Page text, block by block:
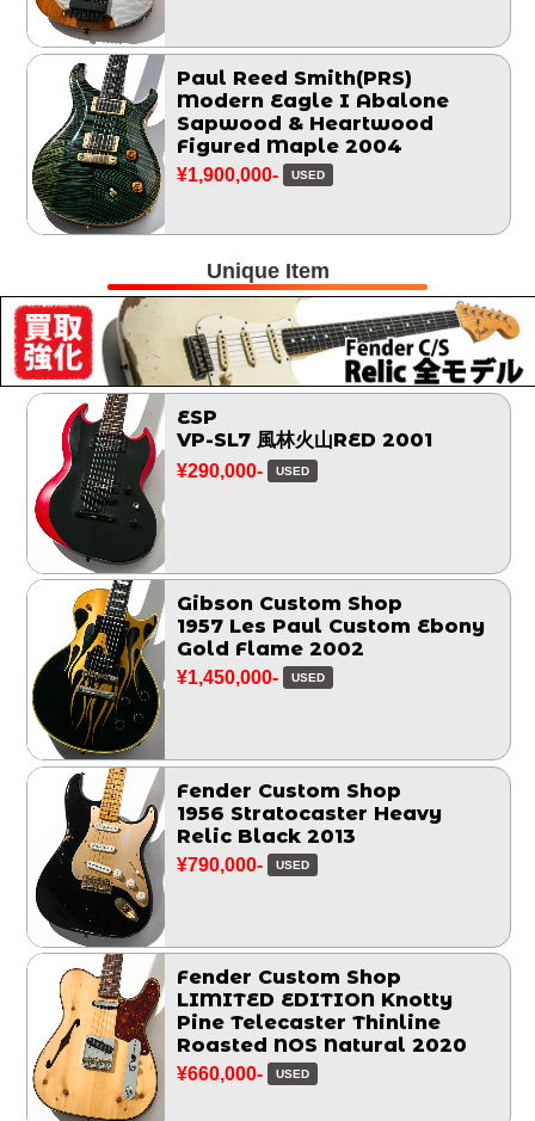
Paul Reed Smith(PRS)
Modern Eagle I Abalone
Sapwood & Heartwood
Figured Maple 2004
¥1,900,000- USED
Unique Item
ESP
VP-SL7 風林火山RED 2001
¥290,000- USED
Gibson Custom Shop
1957 Les Paul Custom Ebony
Gold Flame 2002
¥1,450,000- USED
Fender Custom Shop
1956 Stratocaster Heavy
Relic Black 2013
¥790,000- USED
Fender Custom Shop
LIMITED EDITION Knotty
Pine Telecaster Thinline
Roasted NOS Natural 2020
¥660,000- USED